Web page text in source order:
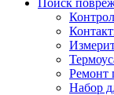
Поиск
Ремонт
Набор